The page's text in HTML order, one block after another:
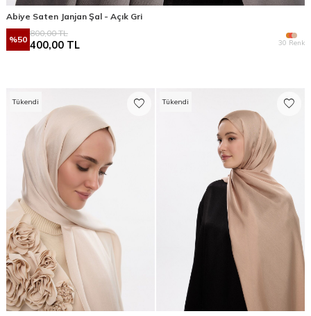
Abiye Saten Janjan Şal - Açık Gri
%50
800,00TL
400,00 TL 30 Renk
Tükendi Tükendi